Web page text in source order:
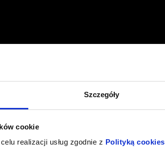
Szczegóły
cookie
realizacji usług zgodnie z Polityką cookies